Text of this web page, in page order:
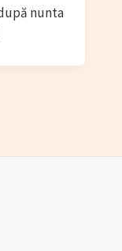
nunta